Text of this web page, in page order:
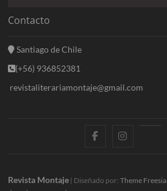
Contacto
Santiago de Chile
(+56) 936852381
revistaliterariamontaje@gmail.com
c s t
Revista Montaje | Diseñado por:Theme Freesia